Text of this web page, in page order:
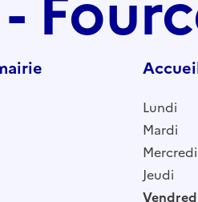
Lundi
Mardi
Mercredi
Jeudi